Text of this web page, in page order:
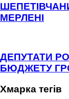
МЕРЛЕНІ
ДЕПУТАТИ
БЮДЖЕТУ
Хмарка тегів